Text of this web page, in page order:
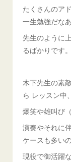
たくさんのア
一生勉強だなあ
先生のように
るばかりです。
木下先生の素
ら レッスン中、
爆笑や雄叫び
演奏やそれに
ケースも多い
現役で御活躍